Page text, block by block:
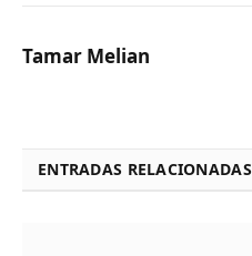
Tamar Melian
ENTRADAS RELACIONADAS